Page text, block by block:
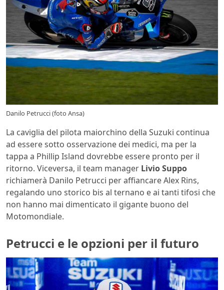
Danilo Petrucci (foto Ansa)
La caviglia del pilota maiorchino della Suzuki continua
ad essere sotto osservazione dei medici, ma per la
tappa a Phillip Island dovrebbe essere pronto per il
ritorno. Viceversa, il team manager Livio Suppo
richiamerà Danilo Petrucci per affiancare Alex Rins,
regalando uno storico bis al ternano e ai tanti tifosi che
non hanno mai dimenticato il gigante buono del
Motomondiale.
Petrucci e le opzioni per il futuro